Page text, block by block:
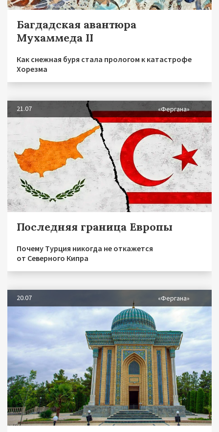
Багдадская авантюра
Мухаммеда II
Как снежная буря стала прологом к катастрофе
Хорезма
21.07 «Фергана»
Последняя граница Европы
Почему Турция никогда не откажется
от Северного Кипра
20.07 «Фергана»